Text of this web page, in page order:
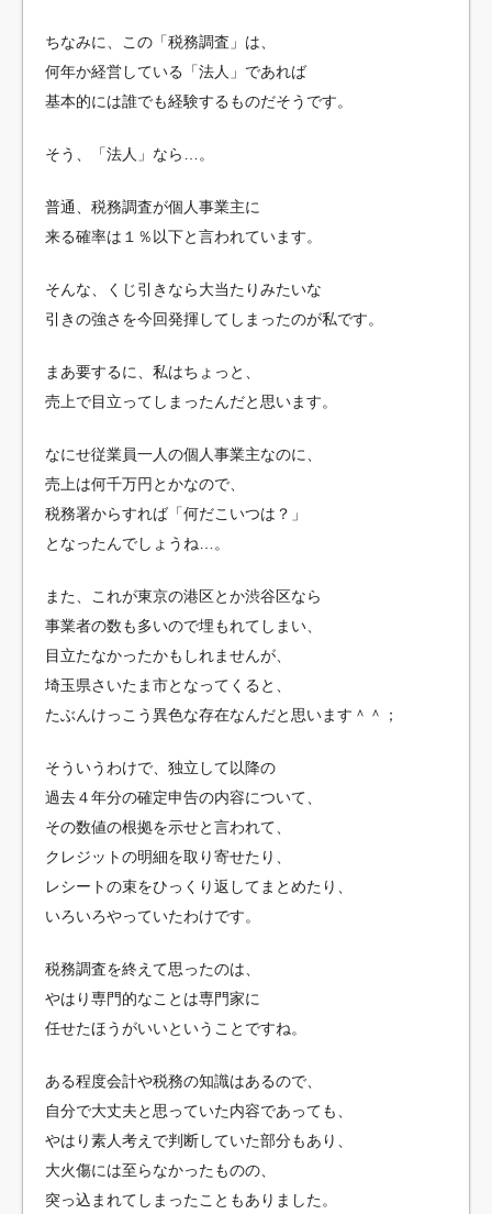
ちなみに、この「税務調査」は、
何年か経営している「法人」であれば
基本的には誰でも経験するものだそうです。
そう、「法人」なら…。
普通、税務調査が個人事業主に
来る確率は１％以下と言われています。
そんな、くじ引きなら大当たりみたいな
引きの強さを今回発揮してしまったのが私です。
まあ要するに、私はちょっと、
売上で目立ってしまったんだと思います。
なにせ従業員一人の個人事業主なのに、
売上は何千万円とかなので、
税務署からすれば「何だこいつは？」
となったんでしょうね…。
また、これが東京の港区とか渋谷区なら
事業者の数も多いので埋もれてしまい、
目立たなかったかもしれませんが、
埼玉県さいたま市となってくると、
たぶんけっこう異色な存在なんだと思います＾＾；
そういうわけで、独立して以降の
過去４年分の確定申告の内容について、
その数値の根拠を示せと言われて、
クレジットの明細を取り寄せたり、
レシートの束をひっくり返してまとめたり、
いろいろやっていたわけです。
税務調査を終えて思ったのは、
やはり専門的なことは専門家に
任せたほうがいいということですね。
ある程度会計や税務の知識はあるので、
自分で大丈夫と思っていた内容であっても、
やはり素人考えで判断していた部分もあり、
大火傷には至らなかったものの、
突っ込まれてしまったこともありました。